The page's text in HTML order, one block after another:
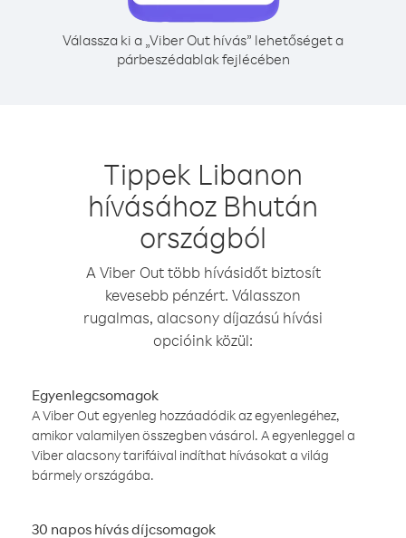
Válassza ki a „Viber Out hívás” lehetőséget a
párbeszédablak fejlécében
Tippek Libanon
hívásához Bhután
országból
A Viber Out több hívásidőt biztosít
kevesebb pénzért. Válasszon
rugalmas, alacsony díjazású hívási
opcióink közül:
Egyenlegcsomagok
A Viber Out egyenleg hozzáadódik az egyenlegéhez,
amikor valamilyen összegben vásárol. A egyenleggel a
Viber alacsony tarifáival indíthat hívásokat a világ
bármely országába.
30 napos hívás díjcsomagok